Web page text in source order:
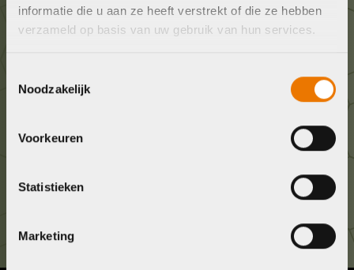
informatie die u aan ze heeft verstrekt of die ze hebben
verzameld op basis van uw gebruik van hun services.
Noodzakelijk
Voorkeuren
Statistieken
Marketing
Stuur ons een e-mail
Geef ons een belletje
Brouwerstraat 8B